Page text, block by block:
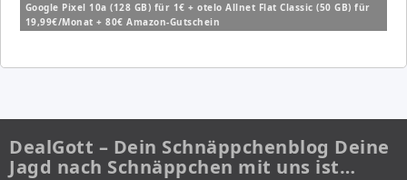
Google Pixel 10a (128 GB) für 1€ + otelo Allnet Flat Classic (50 GB) für
19,99€/Monat + 80€ Amazon-Gutschein
DealGott – Dein Schnäppchenblog Deine
Jagd nach Schnäppchen mit uns ist…